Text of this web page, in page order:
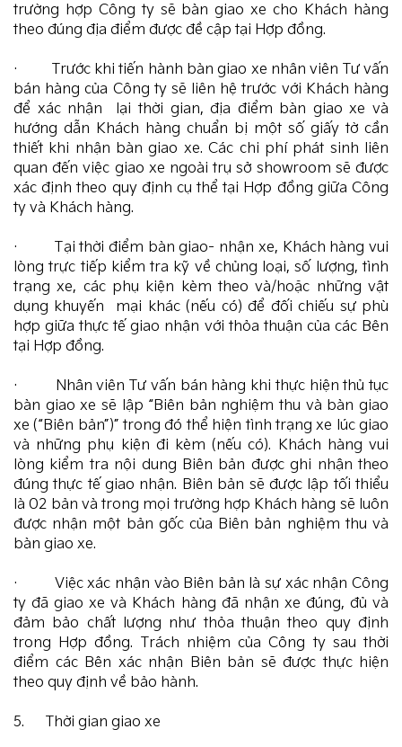
trường hợp Công ty sẽ bàn giao xe cho Khách hàng
theo đúng địa điểm được đề cập tại Hợp đồng.
· Trước khi tiến hành bàn giao xe nhân viên Tư vấn
bán hàng của Công ty sẽ liên hệ trước với Khách hàng
để xác nhận lại thời gian, địa điểm bàn giao xe và
hướng dẫn Khách hàng chuẩn bị một số giấy tờ cần
thiết khi nhận bàn giao xe. Các chi phí phát sinh liên
quan đến việc giao xe ngoài trụ sở showroom sẽ được
xác định theo quy định cụ thể tại Hợp đồng giữa Công
ty và Khách hàng.
· Tại thời điểm bàn giao- nhận xe, Khách hàng vui
lòng trực tiếp kiểm tra kỹ về chủng loại, số lượng, tình
trạng xe, các phụ kiện kèm theo và/hoặc những vật
dụng khuyến mại khác (nếu có) để đối chiếu sự phù
hợp giữa thực tế giao nhận với thỏa thuận của các Bên
tại Hợp đồng.
· Nhân viên Tư vấn bán hàng khi thực hiện thủ tục
bàn giao xe sẽ lập “Biên bản nghiệm thu và bàn giao
xe (“Biên bản”)” trong đó thể hiện tình trạng xe lúc giao
và những phụ kiện đi kèm (nếu có). Khách hàng vui
lòng kiểm tra nội dung Biên bản được ghi nhận theo
đúng thực tế giao nhận. Biên bản sẽ được lập tối thiểu
là 02 bản và trong mọi trường hợp Khách hàng sẽ luôn
được nhận một bản gốc của Biên bản nghiệm thu và
bàn giao xe.
· Việc xác nhận vào Biên bản là sự xác nhận Công
ty đã giao xe và Khách hàng đã nhận xe đúng, đủ và
đảm bảo chất lượng như thỏa thuận theo quy định
trong Hợp đồng. Trách nhiệm của Công ty sau thời
điểm các Bên xác nhận Biên bản sẽ được thực hiện
theo quy định về bảo hành.
5. Thời gian giao xe